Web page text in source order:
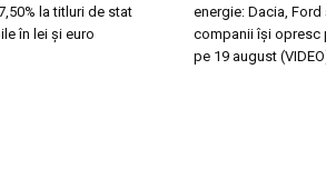
la titluri de stat
în lei și euro
energie: Dacia, Ford
companii își opresc
pe 19 august